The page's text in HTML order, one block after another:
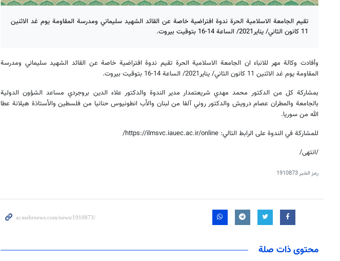
تقيم الجامعة الاسلامية الحرة ندوة افتراضية خاصة عن القائد الشهيد سليماني ومدرسة المقاومة يوم غد الاثنين
11 كانون الثاني/ يناير2021/ الساعة 14-16 بتوقيت بيروت.
وأفادت وكالة مهر للانباء ان الجامعة الاسلامية الحرة تقيم ندوة افتراضية خاصة عن القائد الشهيد سليماني ومدرسة
المقاومة يوم غد الاثنين 11 كانون الثاني/ يناير2021/ الساعة 14-16 بتوقيت بيروت.
بمشاركة كل من الدكتور محمد مهدي شريعتمدار مدير الندوة والدكتور علاء الدين بروجردي مساعد الشؤون الدولية
بالجامعة والمطران عصام درويش والدكتور روني آلفا من لبنان والأب انطونيوس حنانيا من فلسطين والأستاذة هيلانة عطا
الله من سوريا.
للمشاركة في الندوة على الرابط التالي: https://ilmsvc.iauec.ac.ir/online/
/انتهى/
رمز الخبر1910873
محتوى ذات صلة